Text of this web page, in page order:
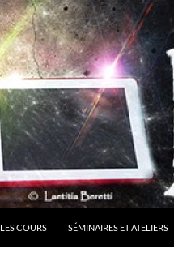
LES COURS SÉMINAIRES ET ATELIERS